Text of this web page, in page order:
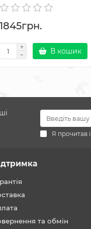
1845грн.
В кошик
Я прочитав
та обмін